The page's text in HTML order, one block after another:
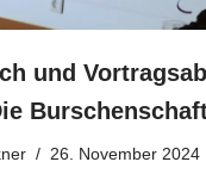
und
26. November 2024